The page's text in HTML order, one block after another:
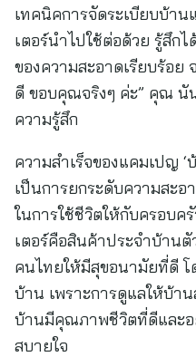
เทคนิคการจัดระเบียบบ้า
เตอร์นำไปใช้ต่อด้วย รู้สึก
ของความสะอาดเรียบร้อ
ดี ขอบคุณจริงๆ ค่ะ” คุณ นั
ความรู้สึก
ความสำเร็จของแคมเปญ
เป็นการยกระดับความสะ
ในการใช้ชีวิตให้กับครอบค
เตอร์คือสินค้าประจำบ้าน
คนไทยให้มีสุขอนามัยที่ดี โ
บ้าน เพราะการดูแลให้บ้า
บ้านมีคุณภาพชีวิตที่ดีและ
สบายใจ